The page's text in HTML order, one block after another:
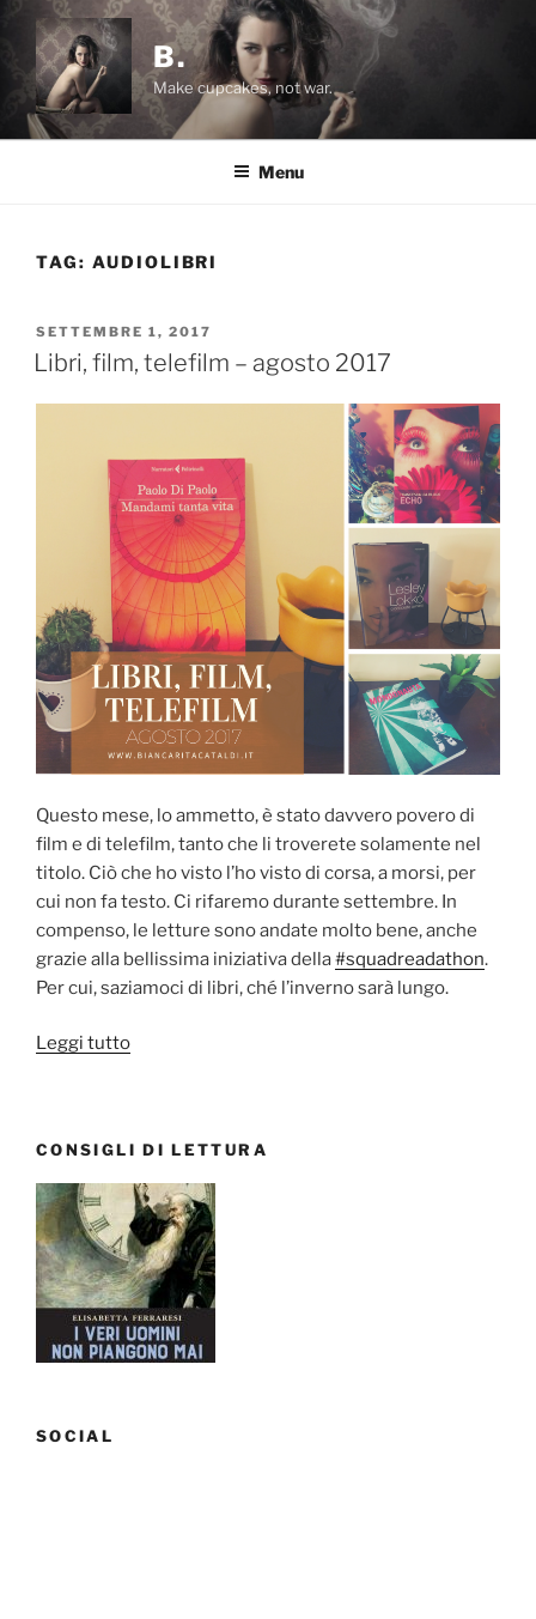
Salta
contenuto
B.
Make cupcakes, not war.
Menu
TAG: AUDIOLIBRI
PUBBLICATO
IL
SETTEMBRE 1, 2017
Libri, film, telefilm – agosto 2017
Questo mese, lo ammetto, è stato davvero povero di
film e di telefilm, tanto che li troverete solamente nel
titolo. Ciò che ho visto l’ho visto di corsa, a morsi, per
cui non fa testo. Ci rifaremo durante settembre. In
compenso, le letture sono andate molto bene, anche
grazie alla bellissima iniziativa della#squadreadathon.
Per cui, saziamoci di libri, ché l’inverno sarà lungo.
Leggi tutto“Libri,
agosto
2017”
CONSIGLI DI LETTURA
SOCIAL